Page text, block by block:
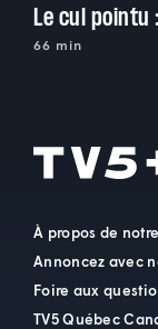
66 min
À propos de
Annoncez avec
Foire aux
TV5 Québec